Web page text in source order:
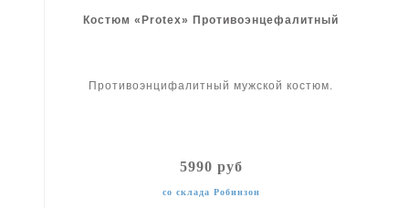
Костюм «Protex» Противоэнцефалитный
Противоэнцифалитный мужской костюм.
5990 руб
со склада Робинзон